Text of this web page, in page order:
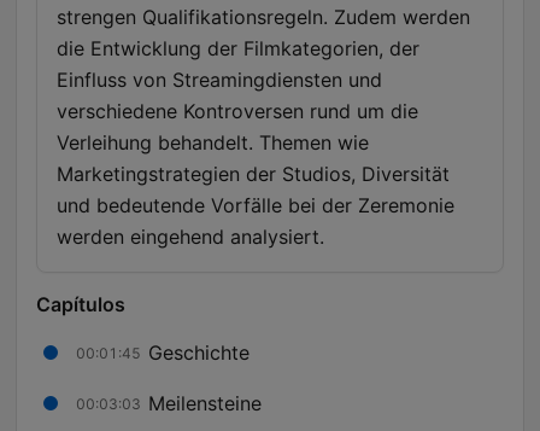
strengen Qualifikationsregeln. Zudem werden
die Entwicklung der Filmkategorien, der
Einfluss von Streamingdiensten und
verschiedene Kontroversen rund um die
Verleihung behandelt. Themen wie
Marketingstrategien der Studios, Diversität
und bedeutende Vorfälle bei der Zeremonie
werden eingehend analysiert.
Capítulos
00:01:45 Geschichte
00:03:03 Meilensteine